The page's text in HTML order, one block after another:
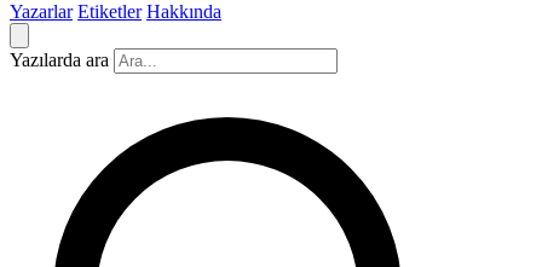
Yazarlar Etiketler Hakkında
Yazılarda ara